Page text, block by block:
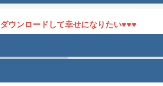
ロードして幸せになりたい♥♥♥